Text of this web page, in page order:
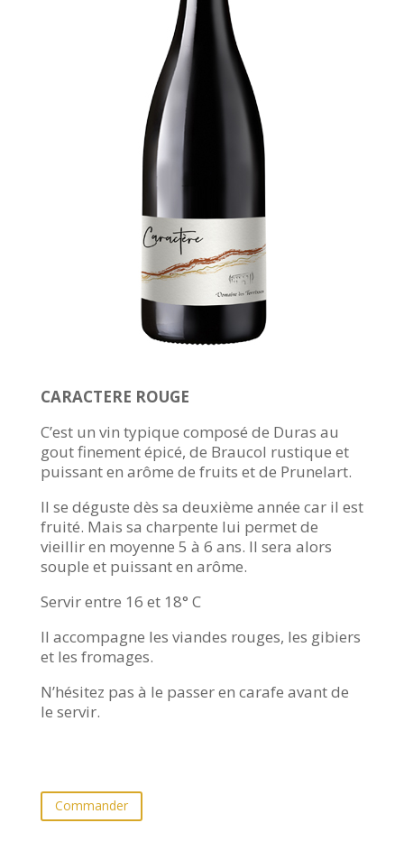
CARACTERE ROUGE
C’est un vin typique composé de Duras au
gout finement épicé, de Braucol rustique et
puissant en arôme de fruits et de Prunelart.
Il se déguste dès sa deuxième année car il est
fruité. Mais sa charpente lui permet de
vieillir en moyenne 5 à 6 ans. Il sera alors
souple et puissant en arôme.
Servir entre 16 et 18° C
Il accompagne les viandes rouges, les gibiers
et les fromages.
N’hésitez pas à le passer en carafe avant de
le servir.
Commander